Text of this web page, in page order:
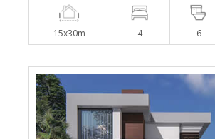
15x30m 4 6